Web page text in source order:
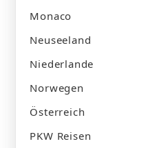
Monaco
Neuseeland
Niederlande
Norwegen
Österreich
PKW Reisen